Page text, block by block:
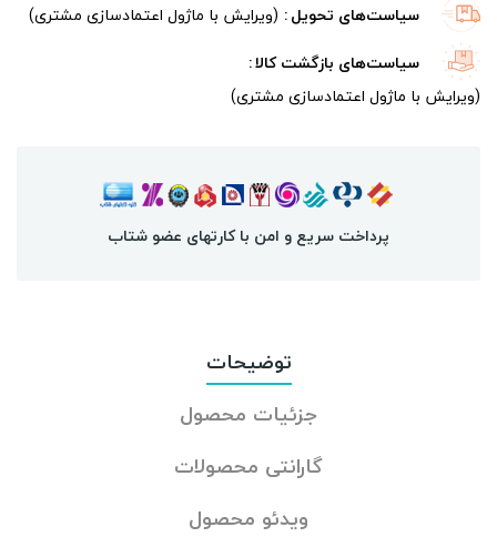
سیاست‌های تحویل (ویرایش با ماژول اعتمادسازی مشتری)
سیاست‌های بازگشت کالا
(ویرایش با ماژول اعتمادسازی مشتری)
پرداخت سریع و امن با کارتهای عضو شتاب
توضیحات
جزئیات محصول
گارانتی محصولات
ویدئو محصول